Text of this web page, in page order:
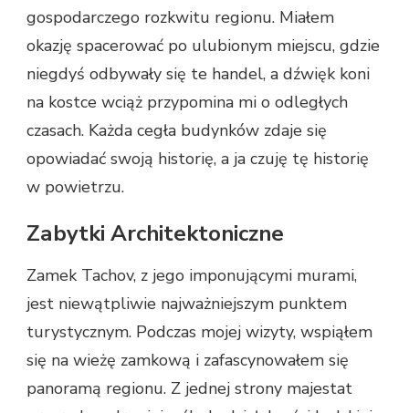
gospodarczego rozkwitu regionu. Miałem
okazję spacerować po ulubionym miejscu, gdzie
niegdyś odbywały się te handel, a dźwięk koni
na kostce wciąż przypomina mi o odległych
czasach. Każda cegła budynków zdaje się
opowiadać swoją historię, a ja czuję tę historię
w powietrzu.
Zabytki Architektoniczne
Zamek Tachov, z jego imponującymi murami,
jest niewątpliwie najważniejszym punktem
turystycznym. Podczas mojej wizyty, wspiąłem
się na wieżę zamkową i zafascynowałem się
panoramą regionu. Z jednej strony majestat